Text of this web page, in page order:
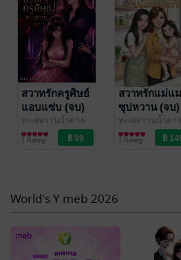
สวาทรักครูศิษย์
แอบแซ่บ (จบ)
ทะเลหวานน้ำตาล
ครีม
นิยาย Girl
Love/Yuri
1 Rating
สวาทรักแม่แ
ซุปหวาน (จบ)
ทะเลหวานน้ำตาล
ครีม
นิยาย Girl
Love/Yuri
1 Rating
World's Y meb 2026